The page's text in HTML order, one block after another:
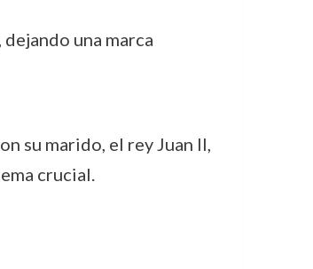
una marca
su marido, el rey Juan II,
crucial.